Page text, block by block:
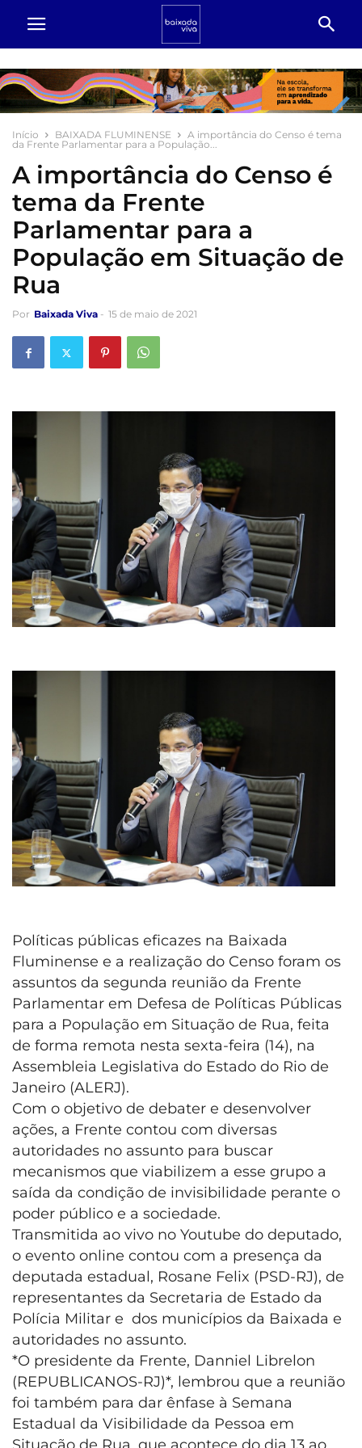
Início BAIXADA FLUMINENSE
A importância do Censo é tema
da Frente Parlamentar para a População...
A importância do Censo é
tema da Frente
Parlamentar para a
População em Situação de
Rua
Por Baixada Viva - 15 de maio de 2021
Políticas públicas eficazes na Baixada
Fluminense e a realização do Censo foram os
assuntos da segunda reunião da Frente
Parlamentar em Defesa de Políticas Públicas
para a População em Situação de Rua, feita
de forma remota nesta sexta-feira (14), na
Assembleia Legislativa do Estado do Rio de
Janeiro (ALERJ).
Com o objetivo de debater e desenvolver
ações, a Frente contou com diversas
autoridades no assunto para buscar
mecanismos que viabilizem a esse grupo a
saída da condição de invisibilidade perante o
poder público e a sociedade.
Transmitida ao vivo no Youtube do deputado,
o evento online contou com a presença da
deputada estadual, Rosane Felix (PSD-RJ), de
representantes da Secretaria de Estado da
Polícia Militar e dos municípios da Baixada e
autoridades no assunto.
*O presidente da Frente, Danniel Librelon
(REPUBLICANOS-RJ)*, lembrou que a reunião
foi também para dar ênfase à Semana
Estadual da Visibilidade da Pessoa em